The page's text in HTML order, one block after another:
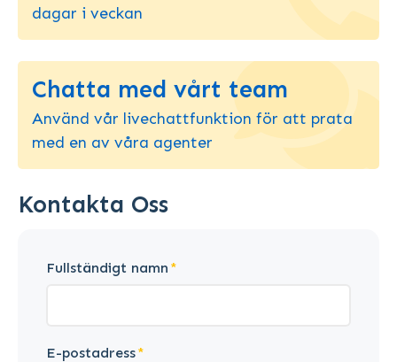
dagar i veckan
Chatta med vårt team
Använd vår livechattfunktion för att prata
med en av våra agenter
Kontakta Oss
Fullständigt namn
E-postadress